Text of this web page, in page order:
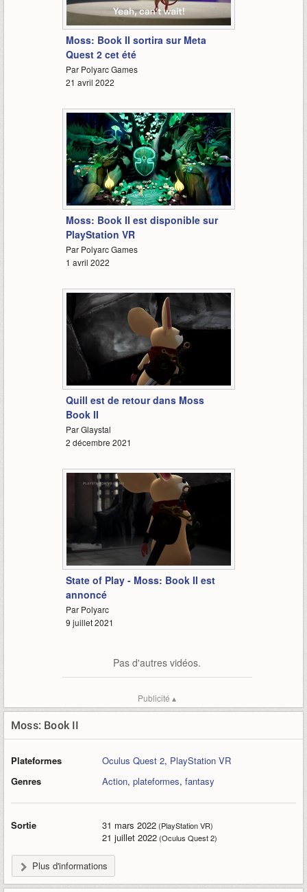
2:19
Moss: Book II sortira sur Meta
Quest 2 cet été
Par Polyarc Games
21 avril 2022
1:30
Moss: Book II est disponible sur
PlayStation VR
Par Polyarc Games
1 avril 2022
Quill est de retour dans Moss
Book II
Par Glaystal
2 décembre 2021
State of Play - Moss: Book II est
annoncé
Par Polyarc
9 juillet 2021
Pas d'autres vidéos.
Publicité ▴
Moss: Book II
Plateformes Oculus Quest 2, PlayStation VR
Genres
Action, plateformes, fantasy
Sortie 31 mars 2022(PlayStation VR)
21 juillet 2022(Oculus Quest 2)
Plus d'informations